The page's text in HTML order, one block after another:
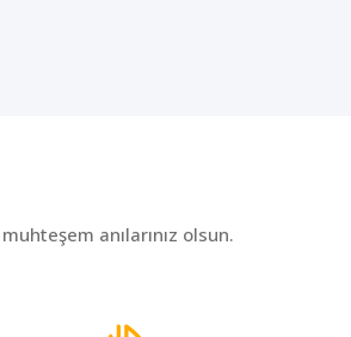
anılarınız olsun.